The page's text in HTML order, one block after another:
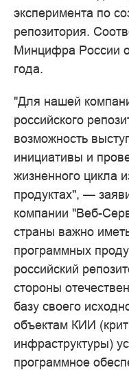
эксперимента по
репозитория.
Минцифра России
года.
"Для нашей
российского
возможность
инициативы и
жизненного цикла
продуктах", —
компании "Веб-
страны важно
программных
российский
стороны
базу своего
объектам КИИ
инфраструктуры)
программное